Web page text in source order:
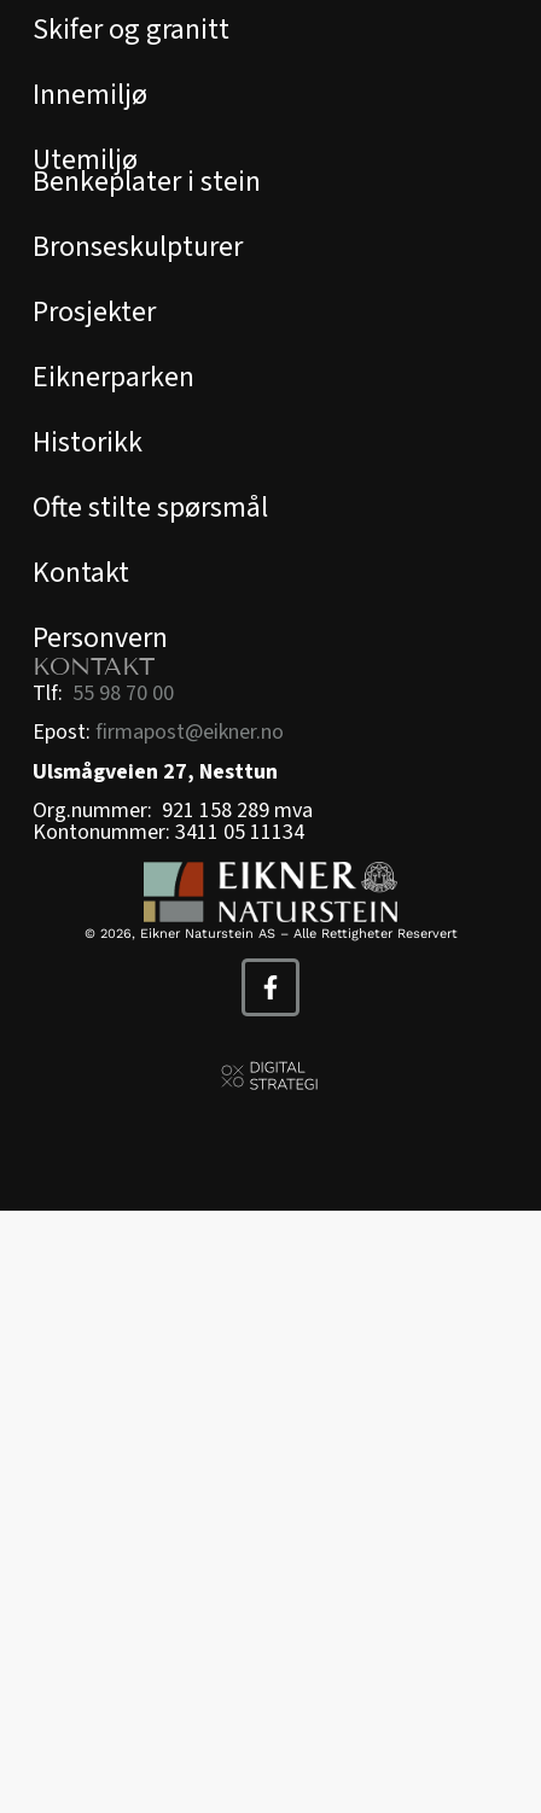
© 2026, Eikner Naturstein AS – Alle Rettigheter Reservert
Skifer og granitt
Innemiljø
Utemiljø
Benkeplater i stein
Bronseskulpturer
Prosjekter
Eiknerparken
Historikk
Ofte stilte spørsmål
Kontakt
Personvern
KONTAKT
Tlf: 55 98 70 00
Epost: firmapost@eikner.no
Ulsmågveien 27, Nesttun
Org.nummer: 921 158 289 mva
Kontonummer: 3411 05 11134